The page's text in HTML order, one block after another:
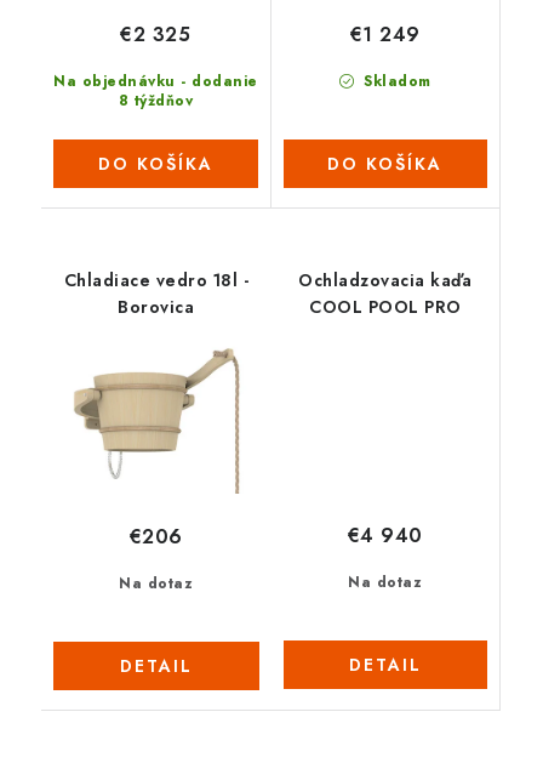
Na objednávku - dodanie
8 týždňov
€2 325
DO KOŠÍKA
Skladom
€1 249
DO KOŠÍKA
Chladiace vedro 18l -
Borovica
Na dotaz
€206
DETAIL
Ochladzovacia kaďa
COOL POOL PRO
Na dotaz
€4 940
DETAIL